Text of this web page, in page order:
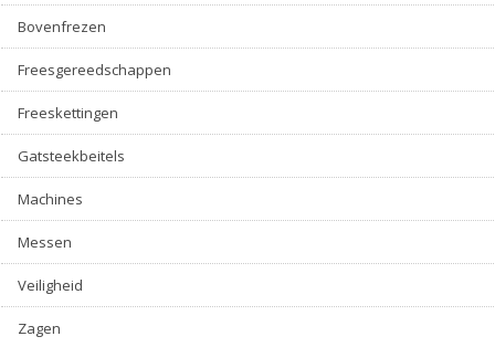
Bovenfrezen
Freesgereedschappen
Freeskettingen
Gatsteekbeitels
Machines
Messen
Veiligheid
Zagen